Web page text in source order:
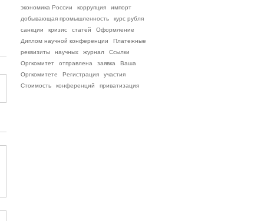
экономика России
коррупция
импорт
добывающая промышленность
курс рубля
санкции
кризис статей
Оформление
Диплом научной конференции
Платежные
реквизиты
научных журнал
Ссылки
Оргкомитет
отправлена заявка
Ваша
Оргкомитете
Регистрация
участия
Стоимость
конференций приватизация